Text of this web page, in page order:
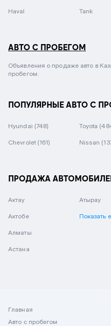
Haval Tank
АВТО С ПРОБЕГОМ
Объявления о продаже авто в
пробегом.
ПОПУЛЯРНЫЕ АВТО С
Hyundai (748) Toyota
Chevrolet (161) Nissan
ПРОДАЖА
Актау
Актобе
Алматы
Астана
Атырау
Показать
Главная
Авто с пробегом